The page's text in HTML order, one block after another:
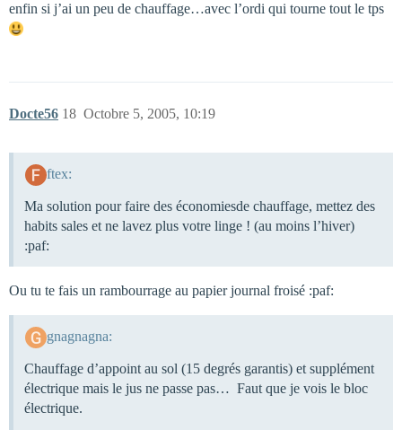
enfin si j’ai un peu de chauffage…avec l’ordi qui tourne tout le tps
Docte56 Octobre 5, 2005, 10:19
18
ftex:
Ma solution pour faire des économiesde chauffage, mettez des
habits sales et ne lavez plus votre linge ! (au moins l’hiver)
:paf:
Ou tu te fais un rambourrage au papier journal froisé :paf:
gnagnagna:
Chauffage d’appoint au sol (15 degrés garantis) et supplément
électrique mais le jus ne passe pas… Faut que je vois le bloc
électrique.